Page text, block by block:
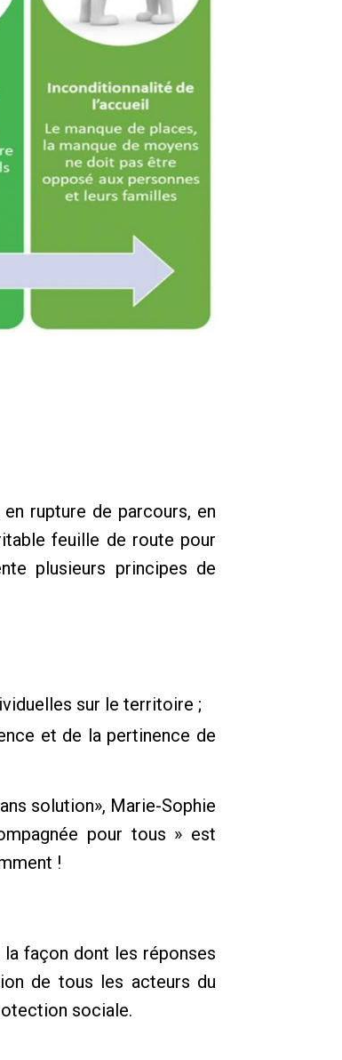
rupture de parcours, en
feuille de route pour
plusieurs principes de
sur le territoire ;
et de la pertinence de
solution», Marie-Sophie
pour tous » est
!
la façon dont les réponses
de tous les acteurs du
sociale.